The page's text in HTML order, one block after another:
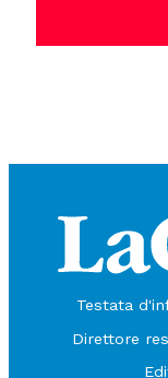
Testata
Direttore